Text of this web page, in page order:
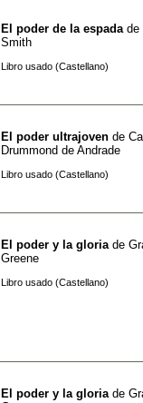
El poder de la espada de
Smith
Libro usado (Castellano)
El poder ultrajoven de
Drummond de Andrade
Libro usado (Castellano)
El poder y la gloria de
Greene
Libro usado (Castellano)
El poder y la gloria de